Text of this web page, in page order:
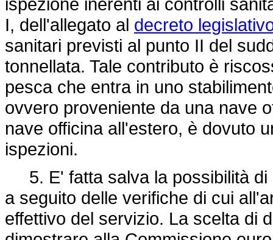
I, dell'allegato al decreto
sanitari previsti al punto II del
tonnellata. Tale contributo è
pesca che entra in uno
ovvero proveniente da una nave
nave officina all'estero, è dovuto
ispezioni.
5. E' fatta salva la possibilità di
a seguito delle verifiche di cui
effettivo del servizio. La scelta di